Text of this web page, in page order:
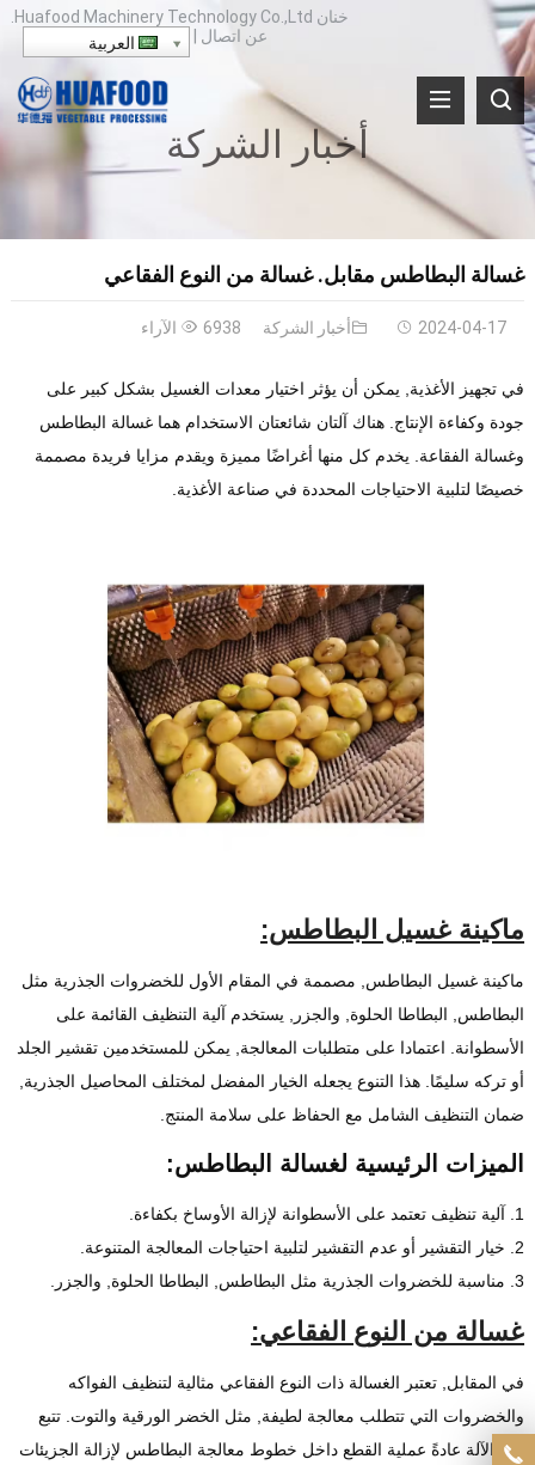
خنان Huafood Machinery Technology Co.,Ltd.
عن اتصال العربية
أخبار الشركة
غسالة البطاطس مقابل. غسالة من النوع الفقاعي
2024-04-17 أخبار الشركة 6938 الآراء
في تجهيز الأغذية, يمكن أن يؤثر اختيار معدات الغسيل بشكل كبير على
جودة وكفاءة الإنتاج. هناك آلتان شائعتان الاستخدام هما غسالة البطاطس
وغسالة الفقاعة. يخدم كل منها أغراضًا مميزة ويقدم مزايا فريدة مصممة
خصيصًا لتلبية الاحتياجات المحددة في صناعة الأغذية.
ماكينة غسيل البطاطس:
ماكينة غسيل البطاطس, مصممة في المقام الأول للخضروات الجذرية مثل
البطاطس, البطاطا الحلوة, والجزر, يستخدم آلية التنظيف القائمة على
الأسطوانة. اعتمادا على متطلبات المعالجة, يمكن للمستخدمين تقشير الجلد
أو تركه سليمًا. هذا التنوع يجعله الخيار المفضل لمختلف المحاصيل الجذرية,
ضمان التنظيف الشامل مع الحفاظ على سلامة المنتج.
الميزات الرئيسية لغسالة البطاطس:
1. آلية تنظيف تعتمد على الأسطوانة لإزالة الأوساخ بكفاءة.
2. خيار التقشير أو عدم التقشير لتلبية احتياجات المعالجة المتنوعة.
3. مناسبة للخضروات الجذرية مثل البطاطس, البطاطا الحلوة, والجزر.
غسالة من النوع الفقاعي:
في المقابل, تعتبر الغسالة ذات النوع الفقاعي مثالية لتنظيف الفواكه
والخضروات التي تتطلب معالجة لطيفة, مثل الخضر الورقية والتوت. تتبع
هذه الآلة عادةً عملية القطع داخل خطوط معالجة البطاطس لإزالة الجزيئات